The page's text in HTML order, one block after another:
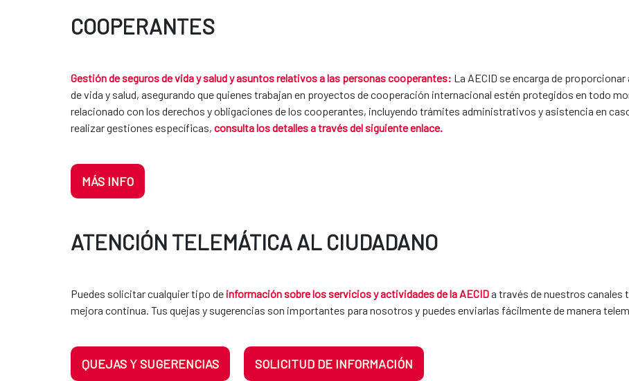
COOPERANTES
Gestión de seguros de vida y salud y asuntos relativos a las personas cooperantes: La AECID se encarga de
de vida y salud, asegurando que quienes trabajan en proyectos de cooperación internacional estén protegidos en todo
relacionado con los derechos y obligaciones de los cooperantes, incluyendo trámites administrativos y asistencia en
realizar gestiones específicas, consulta los detalles a través del siguiente enlace.
MÁS INFO
ATENCIÓN TELEMÁTICA AL CIUDADANO
Puedes solicitar cualquier tipo de información sobre los servicios y actividades de la AECIDa través de nuestros
mejora continua. Tus quejas y sugerencias son importantes para nosotros y puedes enviarlas fácilmente de manera
QUEJAS Y SUGERENCIAS SOLICITUD DE INFORMACIÓN